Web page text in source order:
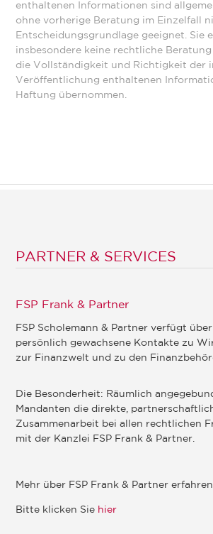
enthaltenen Informationen sind
ohne vorherige Beratung im Einzelfall
Entscheidungsgrundlage geeignet. Sie
insbesondere keine rechtliche
die Vollständigkeit und Richtigkeit der
Veröffentlichung enthaltenen
Haftung übernommen.
PARTNER & SERVICES
FSP Frank & Partner
FSP Scholemann & Partner verfügt
persönlich gewachsene Kontakte zu
zur Finanzwelt und zu den
Die Besonderheit: Räumlich
Mandanten die direkte,
Zusammenarbeit bei allen rechtlichen
mit der Kanzlei FSP Frank & Partner.
Mehr über FSP Frank & Partner erfahren
Bitte klicken Sie hier